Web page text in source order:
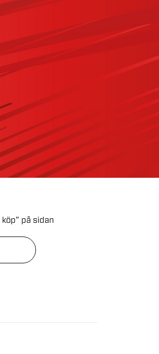
köp” på sidan